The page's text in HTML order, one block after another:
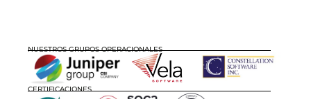
NUESTROS GRUPOS OPERACIONALES
CERTIFICACIONES